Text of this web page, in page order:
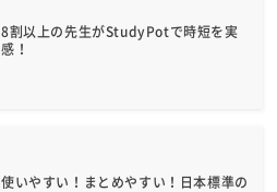
8割以上の先生がStudyPotで時短を実
感！
使いやすい！まとめやすい！日本標準の